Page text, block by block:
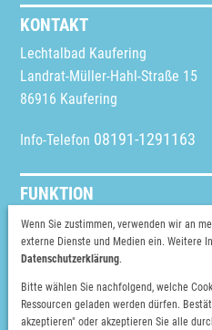
Heutige
HALLENBAD
KONTAKT
Lechtalbad Kaufering
Landrat-Müller-Hahl-Straße 15
86916 Kaufering
Info-Telefon 08191-1291163
FUNKTION
Schriftgröße ändern
Vorlesen
WEITERE INFOS
Instagram
Wenn Sie zustimmen, verwenden wir an
externe Dienste und Medien ein. Weitere
Datenschutzerklärung.
Bitte wählen Sie nachfolgend, welche
Ressourcen geladen werden dürfen.
akzeptieren" oder akzeptieren Sie alle